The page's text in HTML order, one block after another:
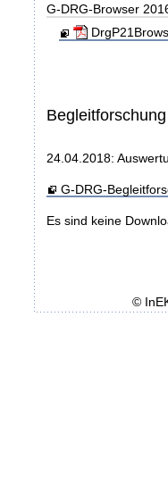
G-DRG-Browser
Begleitforschung
24.04.2018:
G-DRG-
Es sind keine
©